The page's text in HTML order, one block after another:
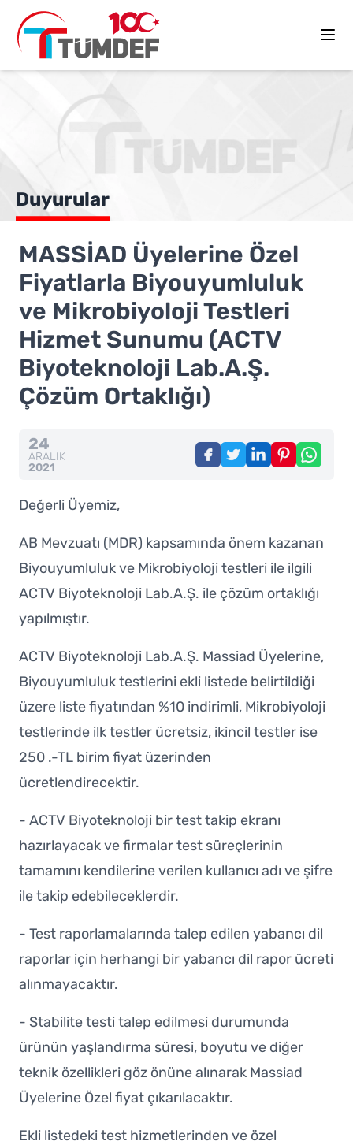
Duyurular
MASSİAD Üyelerine Özel
Fiyatlarla Biyouyumluluk
ve Mikrobiyoloji Testleri
Hizmet Sunumu (ACTV
Biyoteknoloji Lab.A.Ş.
Çözüm Ortaklığı)
24
ARALIK
2021
Değerli Üyemiz,
AB Mevzuatı (MDR) kapsamında önem kazanan
Biyouyumluluk ve Mikrobiyoloji testleri ile ilgili
ACTV Biyoteknoloji Lab.A.Ş. ile çözüm ortaklığı
yapılmıştır.
ACTV Biyoteknoloji Lab.A.Ş. Massiad Üyelerine,
Biyouyumluluk testlerini ekli listede belirtildiği
üzere liste fiyatından %10 indirimli, Mikrobiyoloji
testlerinde ilk testler ücretsiz, ikincil testler ise
250 .-TL birim fiyat üzerinden
ücretlendirecektir.
- ACTV Biyoteknoloji bir test takip ekranı
hazırlayacak ve firmalar test süreçlerinin
tamamını kendilerine verilen kullanıcı adı ve şifre
ile takip edebileceklerdir.
- Test raporlamalarında talep edilen yabancı dil
raporlar için herhangi bir yabancı dil rapor ücreti
alınmayacaktır.
- Stabilite testi talep edilmesi durumunda
ürünün yaşlandırma süresi, boyutu ve diğer
teknik özellikleri göz önüne alınarak Massiad
Üyelerine Özel fiyat çıkarılacaktır.
Ekli listedeki test hizmetlerinden ve özel